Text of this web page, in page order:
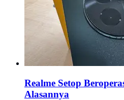
Realme Setop
Alasannya